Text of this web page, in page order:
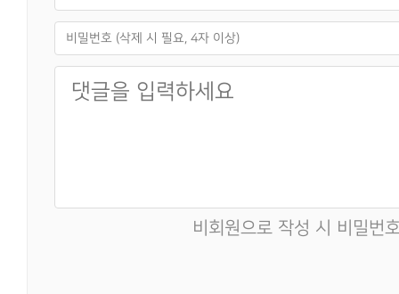
비회원으로 작성 시 비밀번